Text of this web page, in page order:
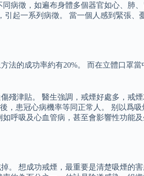
病徵，如遍布身體多個器官如心、肺
起一系列病徵。 當一個人感到緊張、
的成功率約有20%。 而在立體口罩
津貼。 醫生強調，戒煙好處多，戒
，患冠心病機率等同正常人。 别以爲
呼吸及心血管病，甚至會影響性功能
想成功戒煙，最重要是清楚吸煙的